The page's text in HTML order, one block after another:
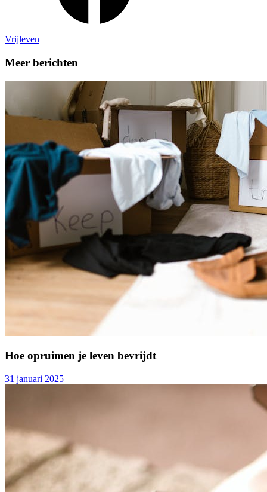
Vrijleven
Meer berichten
Hoe opruimen je leven bevrijdt
31 januari 2025